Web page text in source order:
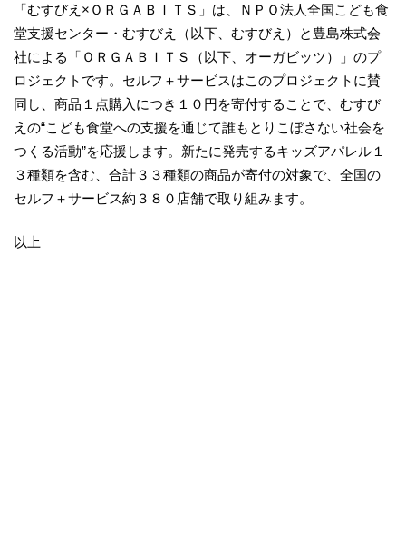
「むすびえ×ＯＲＧＡＢＩＴＳ」は、ＮＰＯ法人全国こども食
堂支援センター・むすびえ（以下、むすびえ）と豊島株式会
社による「ＯＲＧＡＢＩＴＳ（以下、オーガビッツ）」のプ
ロジェクトです。セルフ＋サービスはこのプロジェクトに賛
同し、商品１点購入につき１０円を寄付することで、むすび
えの“こども食堂への支援を通じて誰もとりこぼさない社会を
つくる活動”を応援します。新たに発売するキッズアパレル１
３種類を含む、合計３３種類の商品が寄付の対象で、全国の
セルフ＋サービス約３８０店舗で取り組みます。
以上